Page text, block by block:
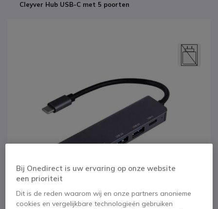
Cleyver Hub USB-C met 5 poorten
Bij Onedirect is uw ervaring op onze website
een prioriteit
Dit is de reden waarom wij en onze partners anonieme
cookies en vergelijkbare technologieën gebruiken